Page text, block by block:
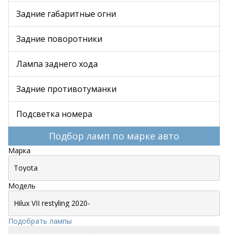
Задние габаритные огни
Задние поворотники
Лампа заднего хода
Задние противотуманки
Подсветка номера
Подбор ламп по марке авто
Марка
Модель
Подобрать лампы